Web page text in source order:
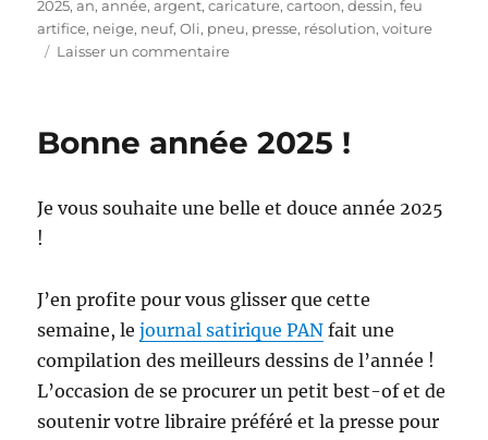
le
2025,an,année,argent,caricature,cartoon,dessin,feu
artifice, neige, neuf,Oli, pneu, presse, résolution,voiture
Laisser un commentairesur
pour
Bonne année 2025 !
Je vous souhaite une belle et douce année 2025
!
J’en profite pour vous glisser que cette
semaine, lejournal satirique PAN fait une
compilation des meilleurs dessins de l’année !
L’occasion de se procurer un petit best-of et de
soutenir votre libraire préféré et la presse pour